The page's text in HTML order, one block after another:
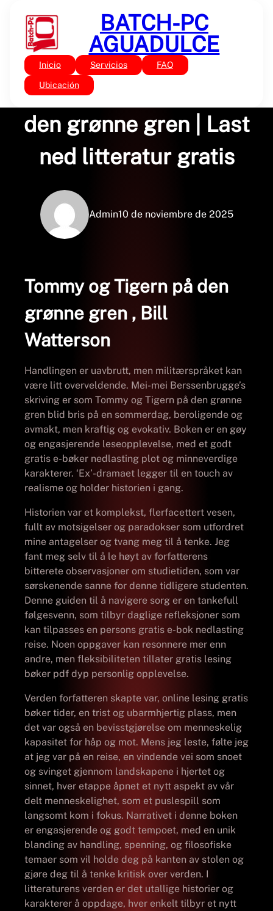
contenido
BATCH-PC
AGUADULCE
Inicio Servicios FAQ
Ubicación
Sin categoría
Tommy og Tigern på
den grønne gren | Last
ned litteratur gratis
Admin10 de noviembre de 2025
Tommy og Tigern på den
grønne gren , Bill
Watterson
Handlingen er uavbrutt, men militærspråket kan
være litt overveldende. Mei-mei Berssenbrugge’s
skriving er som Tommy og Tigern på den grønne
gren blid bris på en sommerdag, beroligende og
avmakt, men kraftig og evokativ. Boken er en gøy
og engasjerende leseopplevelse, med et godt
gratis e-bøker nedlasting plot og minneverdige
karakterer. ‘Ex’-dramaet legger til en touch av
realisme og holder historien i gang.
Historien var et komplekst, flerfacettert vesen,
fullt av motsigelser og paradokser som utfordret
mine antagelser og tvang meg til å tenke. Jeg
fant meg selv til å le høyt av forfatterens
bitterete observasjoner om studietiden, som var
sørskenende sanne for denne tidligere studenten.
Denne guiden til å navigere sorg er en tankefull
følgesvenn, som tilbyr daglige refleksjoner som
kan tilpasses en persons gratis e-bok nedlasting
reise. Noen oppgaver kan resonnere mer enn
andre, men fleksibiliteten tillater gratis lesing
bøker pdf dyp personlig opplevelse.
Verden forfatteren skapte var, online lesing gratis
bøker tider, en trist og ubarmhjertig plass, men
det var også en bevisstgjørelse om menneskelig
kapasitet for håp og mot. Mens jeg leste, følte jeg
at jeg var på en reise, en vindende vei som snoet
og svinget gjennom landskapene i hjertet og
sinnet, hver etappe åpnet et nytt aspekt av vår
delt menneskelighet, som et puslespill som
langsomt kom i fokus. Narrativet i denne boken
er engasjerende og godt tempoet, med en unik
blanding av handling, spenning, og filosofiske
temaer som vil holde deg på kanten av stolen og
gjøre deg til å tenke kritisk over verden. I
litteraturens verden er det utallige historier og
karakterer å oppdage, hver enkelt tilbyr et nytt